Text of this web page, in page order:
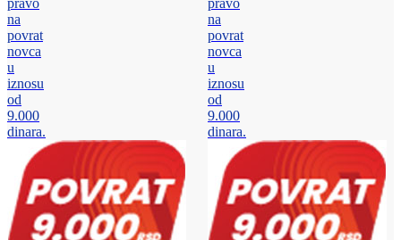
pravo
na
povrat
novca
u
iznosu
od
9.000
dinara.
pravo
na
povrat
novca
u
iznosu
od
9.000
dinara.